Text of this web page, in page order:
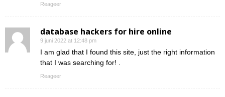
Reageer
database hackers for hire online
9 juni 2022 at 12:48 pm
I am glad that I found this site, just the right information
that I was searching for! .
Reageer